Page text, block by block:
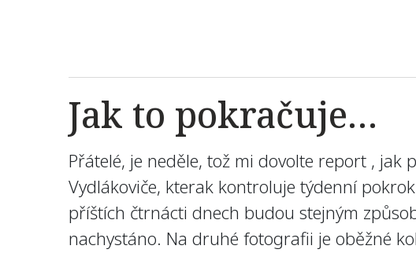
Jak to pokračuje…
Přátelé, je neděle, tož mi dovolte report ,
Vydlákoviče, kterak kontroluje týdenní
příštích čtrnácti dnech budou stejným
nachystáno. Na druhé fotografii je oběžné